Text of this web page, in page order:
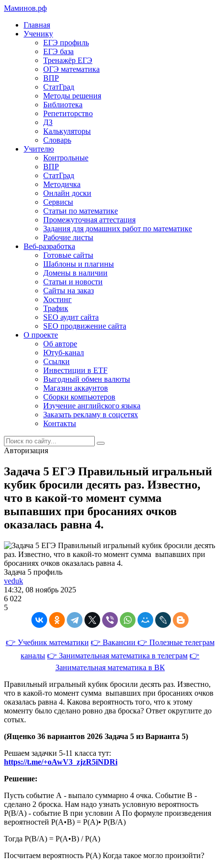
Маминов.рф
Главная
Ученику
ЕГЭ профиль
ЕГЭ база
Тренажёр ЕГЭ
ОГЭ математика
ВПР
СтатГрад
Методы решения
Библиотека
Репетиторство
ДЗ
Калькуляторы
Словарь
Учителю
Контрольные
ВПР
СтатГрад
Методичка
Онлайн доски
Сервисы
Статьи по математике
Промежуточная аттестация
Задания для домашних работ по математике
Рабочие листы
Веб-разработка
Готовые сайты
Шаблоны и плагины
Домены в наличии
Статьи и новости
Сайты на заказ
Хостинг
Трафик
SEO аудит сайта
SEO продвижение сайта
О проекте
Об авторе
Ютуб-канал
Ссылки
Инвестиции в ETF
Выгодный обмен валюты
Магазин аккаунтов
Сборки компьютеров
Изучение английского языка
Заказать рекламу в соцсетях
Контакты
Авторизация
Задача 5 ЕГЭ Правильный игральный
кубик бросили десять раз. Известно,
что в какой-то момент сумма
выпавших при бросаниях очков
оказалась равна 4.
Задача 5 профиль
veduk
14:32, 08 ноябрь 2025
6 022
5
👉 Учебник математики 👉 Вакансии 👉 Полезные телеграм
каналы 👉 Занимательная математика в телеграм 👉
Занимательная математика в ВК
Правильный игральный кубик бросили десять раз. Известно,
что в какой-то момент сумма выпавших при бросаниях очков
оказалась равна 4. Какова вероятность того, что к этому
моменту было сделано ровно два броска? Ответ округлите до
сотых.
(Ященко 36 вариантов 2026 Задача 5 из Варианта 5)
Решаем задачки 5-11 класса тут:
https://t.me/+oAwV3_zjzR5iNDRi
Решение:
Пусть событие А - выпало суммарно 4 очка. Событие B -
сделано 2 броска. Нам надо узнать условную вероятность
P(B/A) - событие B при условии A По формуле произведения
вероятностей P(A•B) = P(A)• P(B/A)
Тогда P(B/A) = P(A•B) / P(A)
Посчитаем вероятность P(A) Когда такое могло произойти?